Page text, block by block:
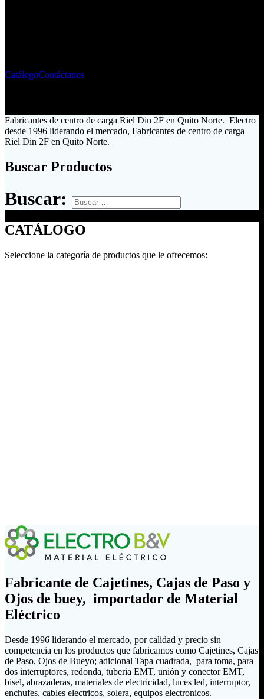
CatálogoContáctanos
Fabricantes de centro de carga Riel Din 2F en Quito Norte. Electro
desde 1996 liderando el mercado, Fabricantes de centro de carga
Riel Din 2F en Quito Norte.
Buscar Productos
Buscar:
CATÁLOGO
Seleccione la categoría de productos que le ofrecemos:
Fabricante de Cajetines, Cajas de Paso y
Ojos de buey, importador de Material
Eléctrico
Desde 1996 liderando el mercado, por calidad y precio sin
competencia en los productos que fabricamos como Cajetines, Cajas
de Paso, Ojos de Bueyo; adicional Tapa cuadrada, para toma, para
dos interruptores, redonda, tuberia EMT, unión y conector EMT,
bisel, abrazaderas, materiales de electricidad, luces led, interruptor,
enchufes, cables electricos, solera, equipos electronicos.